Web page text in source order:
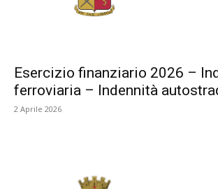
Esercizio finanziario 2026 –
ferroviaria – Indennità
2 Aprile 2026